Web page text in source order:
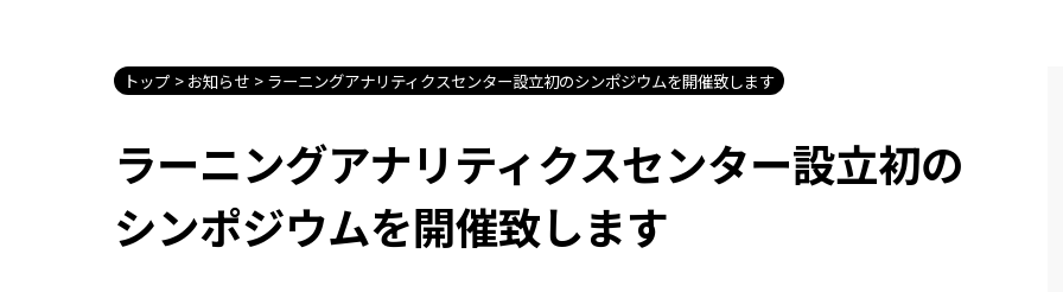
トップ お知らせ ラーニングアナリティクスセンター設立初のシンポジウムを開催致します
ラーニングアナリティクスセンター設立初の
シンポジウムを開催致します